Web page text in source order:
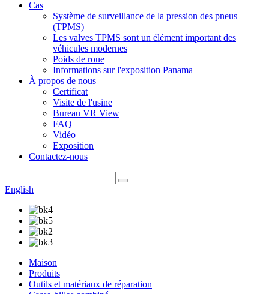
Cas
Système de surveillance de la pression des pneus
(TPMS)
Les valves TPMS sont un élément important des
véhicules modernes
Poids de roue
Informations sur l'exposition Panama
À propos de nous
Certificat
Visite de l'usine
Bureau VR View
FAQ
Vidéo
Exposition
Contactez-nous
English
Maison
Produits
Outils et matériaux de réparation